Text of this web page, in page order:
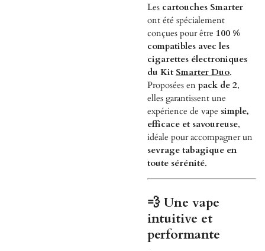
Les cartouches Smarter
ont été spécialement
conçues pour être 100 %
compatibles avec les
cigarettes électroniques
du Kit Smarter Duo.
Proposées en pack de 2,
elles garantissent une
expérience de vape simple,
efficace et savoureuse,
idéale pour accompagner un
sevrage tabagique en
toute sérénité.
💨 Une vape
intuitive et
performante